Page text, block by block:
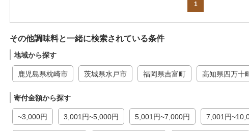
1
その他調味料と一緒に検索されている条件
地域から探す
鹿児島県枕崎市 茨城県水戸市 福岡県吉富町 高知県四万十
寄付金額から探す
~3,000円 3,001円~5,000円 5,001円~7,000円 7,001円